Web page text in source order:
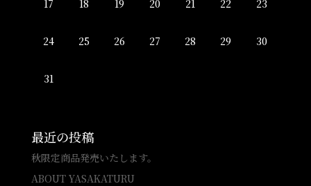
17 18 19 20 21 22 23
24 25 26 27 28 29 30
31
最近の投稿
秋限定商品発売いたします。
ABOUT YASAKATURU